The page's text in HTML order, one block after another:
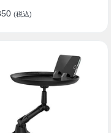
(税込)